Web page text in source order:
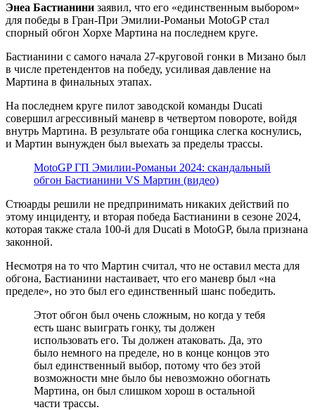
Энеа Бастианини заявил, что его «единственным выбором»
для победы в Гран-При Эмилии-Романьи MotoGP стал
спорный обгон Хорхе Мартина на последнем круге.
Бастианини с самого начала 27-круговой гонки в Мизано был
в числе претендентов на победу, усиливая давление на
Мартина в финальных этапах.
На последнем круге пилот заводской команды Ducati
совершил агрессивный маневр в четвертом повороте, войдя
внутрь Мартина. В результате оба гонщика слегка коснулись,
и Мартин вынужден был выехать за пределы трассы.
MotoGP ГП Эмилии-Романьи 2024: скандальный
обгон Бастианини VS Мартин (видео)
Стюарды решили не предпринимать никаких действий по
этому инциденту, и вторая победа Бастианини в сезоне 2024,
которая также стала 100-й для Ducati в MotoGP, была признана
законной.
Несмотря на то что Мартин считал, что не оставил места для
обгона, Бастианини настаивает, что его маневр был «на
пределе», но это был его единственный шанс победить.
Этот обгон был очень сложным, но когда у тебя
есть шанс выиграть гонку, ты должен
использовать его. Ты должен атаковать. Да, это
было немного на пределе, но в конце концов это
был единственный выбор, потому что без этой
возможности мне было бы невозможно обогнать
Мартина, он был слишком хорош в остальной
части трассы.